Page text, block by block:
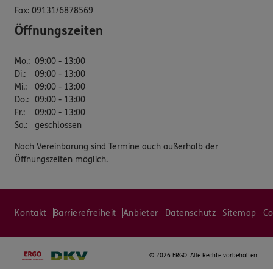
Fax: 09131/6878569
Öffnungszeiten
Mo.: 09:00 - 13:00
Di.:
09:00 - 13:00
Mi.:
09:00 - 13:00
Do.: 09:00 - 13:00
Fr.:
09:00 - 13:00
Sa.: geschlossen
Nach Vereinbarung sind Termine auch außerhalb der
Öffnungszeiten möglich.
Kontakt Barrierefreiheit Anbieter Datenschutz Sitemap
© 2026 ERGO. Alle Rechte vorbehalten.